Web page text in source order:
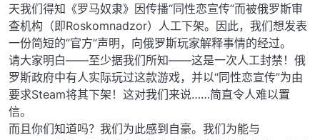
天我们得知《罗马奴隶》因传播“同性恋宣传”而被俄罗斯审
查机构（即Roskomnadzor）人工下架。因此，我们想发表
一份简短的“官方”声明，向俄罗斯玩家解释事情的经过。
请大家明白——至少据我们所知——这是一次人工封禁！俄
罗斯政府中有人实际玩过这款游戏，并以“同性恋宣传”为由
要求Steam将其下架！这对我们来说……简直令人难以置
信。
而且你们知道吗？我们为此感到自豪。我们为能与